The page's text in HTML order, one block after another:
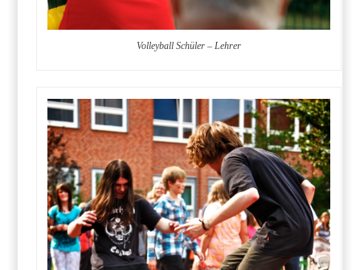
Volleyball Schüler – Lehrer